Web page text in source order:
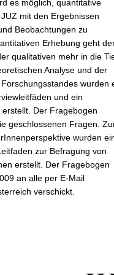
es möglich, quantitative
mit den Ergebnissen
Beobachtungen zu
Erhebung geht
qualitativen mehr in die
Analyse und der
wurden
und ein
Der Fragebogen
geschlossenen Fragen.
wurden
zur Befragung von
erstellt. Der Fragebogen
an alle per E-Mail
verschickt.